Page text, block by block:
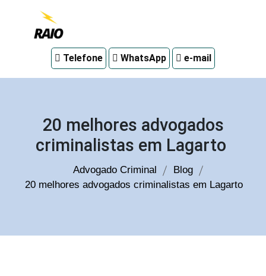
em
Telefone WhatsApp e-mail
20 melhores advogados
criminalistas em Lagarto
Advogado Criminal
Blog
20 melhores advogados criminalistas em Lagarto